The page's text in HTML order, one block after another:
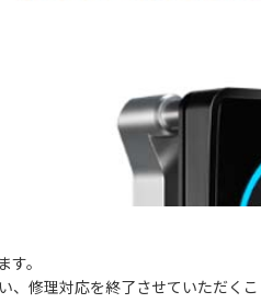
。
、修理対応を終了させていただく